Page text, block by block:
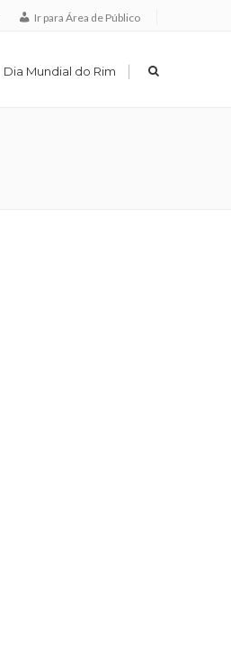
Ir para Área de Público
Dia Mundial do Rim |